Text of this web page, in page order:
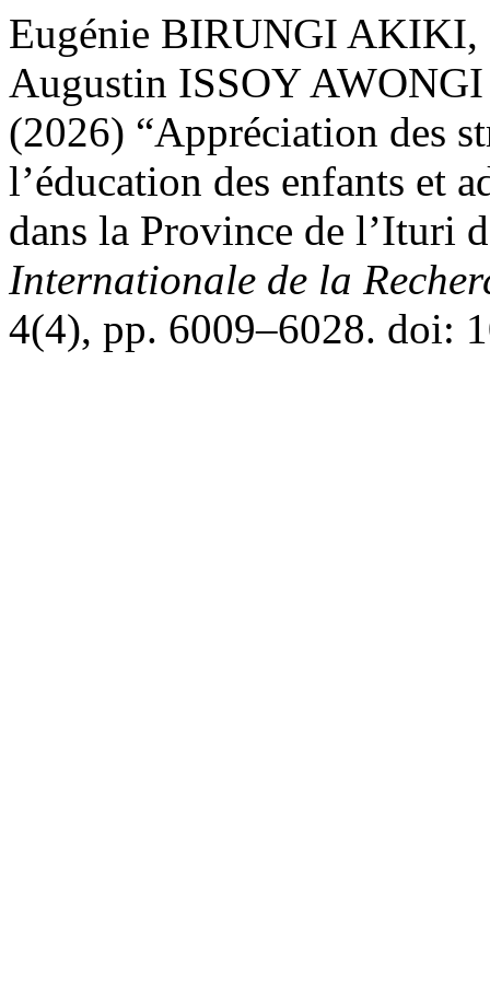
Eugénie BIRUNGI AKIKI,
Augustin ISSOY
(2026) “Appréciation des
l’éducation des enfants et
dans la Province de l’Ituri
Internationale de la
4(4), pp. 6009–6028. doi: